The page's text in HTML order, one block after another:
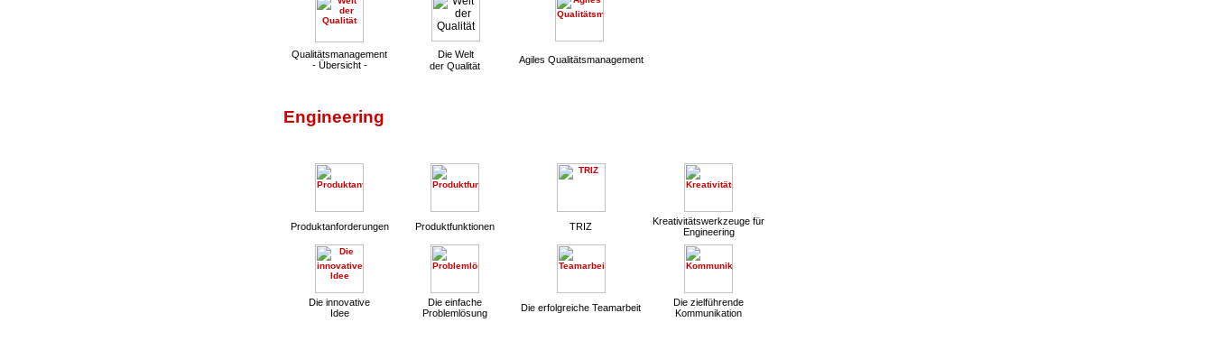
Qualitätsmanagement
- Übersicht -
Die Welt
der Qualität
Agiles Qualitätsmanagement
Engineering
Produktanforderungen Produktfunktionen TRIZ
Kreativitätswerkzeuge für
Engineering
Die innovative
Idee
Die einfache
Problemlösung
Die erfolgreiche Teamarbeit
Die zielführende
Kommunikation